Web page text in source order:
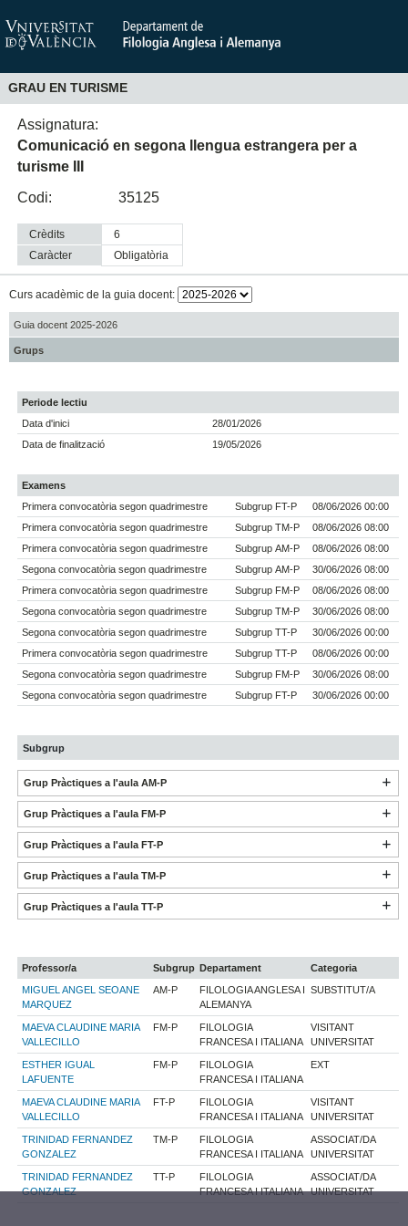
GRAU EN TURISME
Assignatura:
Comunicació en segona llengua estrangera per a
turisme III
Codi:
35125
Crèdits
6
Caràcter
obligatòria
Curs acadèmic de la guia docent:
Guia docent 2025-2026
Grups
Periode lectiu
Data d'inici
28/01/2026
Data de finalització
19/05/2026
Examens
Primera convocatòria segon quadrimestre
Subgrup FT-P
08/06/2026 00:00
Primera convocatòria segon quadrimestre
Subgrup TM-P
08/06/2026 08:00
Primera convocatòria segon quadrimestre
Subgrup AM-P
08/06/2026 08:00
Segona convocatòria segon quadrimestre
Subgrup AM-P
30/06/2026 08:00
Primera convocatòria segon quadrimestre
Subgrup FM-P
08/06/2026 08:00
Segona convocatòria segon quadrimestre
Subgrup TM-P
30/06/2026 08:00
Segona convocatòria segon quadrimestre
Subgrup TT-P
30/06/2026 00:00
Primera convocatòria segon quadrimestre
Subgrup TT-P
08/06/2026 00:00
Segona convocatòria segon quadrimestre
Subgrup FM-P
30/06/2026 08:00
Segona convocatòria segon quadrimestre
Subgrup FT-P 30/06/2026 00:00
Subgrup
Grup Pràctiques a l'aula AM-P
Grup Pràctiques a l'aula FM-P
Grup Pràctiques a l'aula FT-P
Grup Pràctiques a l'aula TM-P
Grup Pràctiques a l'aula TT-P
Professor/a Subgrup Departament
Categoria
MIGUEL ANGEL SEOANE
MARQUEZ
AM-P
FILOLOGIA ANGLESA I
ALEMANYA
SUBSTITUT/A
MAEVA CLAUDINE MARIA
VALLECILLO
FM-P
FILOLOGIA
FRANCESA I ITALIANA
VISITANT
UNIVERSITAT
ESTHER IGUAL
LAFUENTE
FM-P
FILOLOGIA
FRANCESA I ITALIANA
EXT
MAEVA CLAUDINE MARIA
VALLECILLO
FT-P
FILOLOGIA
FRANCESA I ITALIANA
VISITANT
UNIVERSITAT
TRINIDAD FERNANDEZ
GONZALEZ
TM-P
FILOLOGIA
FRANCESA I ITALIANA
ASSOCIAT/DA
UNIVERSITAT
TRINIDAD FERNANDEZ
GONZALEZ
TT-P
FILOLOGIA
FRANCESA I ITALIANA
ASSOCIAT/DA
UNIVERSITAT